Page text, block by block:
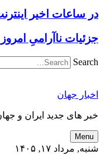
در ساعات اخیر
جزئیات ناآرامیِ
Search
اخبار جهان
خبر های جدید ایران و
Menu
شنبه, مرداد ۱۷, ۱۴۰۵